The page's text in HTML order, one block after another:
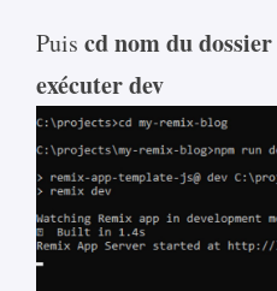
Puis cd nom du dossier
exécuter dev